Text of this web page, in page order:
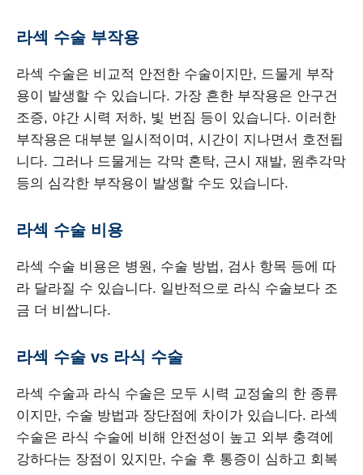
라섹 수술 부작용
라섹 수술은 비교적 안전한 수술이지만, 드물게 부작
용이 발생할 수 있습니다. 가장 흔한 부작용은 안구건
조증, 야간 시력 저하, 빛 번짐 등이 있습니다. 이러한
부작용은 대부분 일시적이며, 시간이 지나면서 호전됩
니다. 그러나 드물게는 각막 혼탁, 근시 재발, 원추각막
등의 심각한 부작용이 발생할 수도 있습니다.
라섹 수술 비용
라섹 수술 비용은 병원, 수술 방법, 검사 항목 등에 따
라 달라질 수 있습니다. 일반적으로 라식 수술보다 조
금 더 비쌉니다.
라섹 수술 vs 라식 수술
라섹 수술과 라식 수술은 모두 시력 교정술의 한 종류
이지만, 수술 방법과 장단점에 차이가 있습니다. 라섹
수술은 라식 수술에 비해 안전성이 높고 외부 충격에
강하다는 장점이 있지만, 수술 후 통증이 심하고 회복